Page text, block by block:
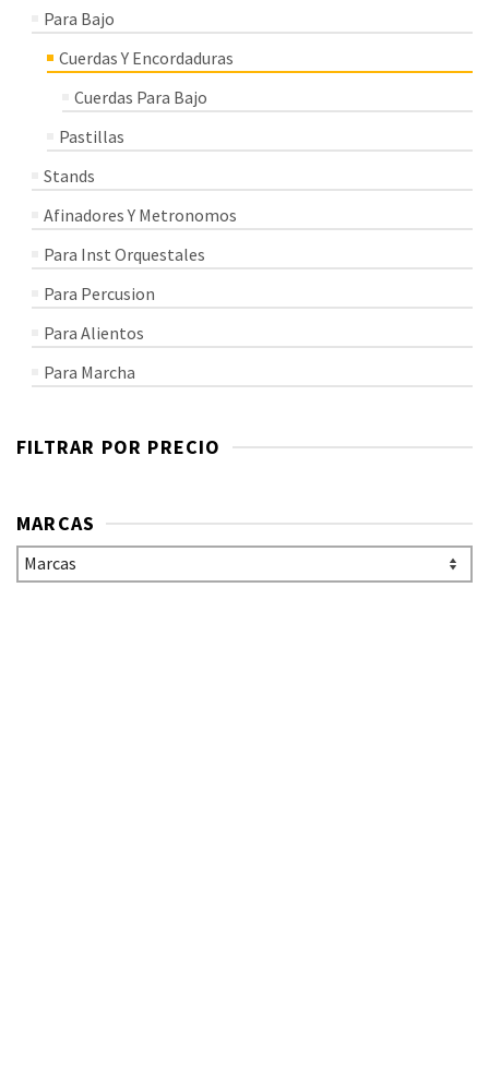
Para Bajo
Cuerdas Y Encordaduras
Cuerdas Para Bajo
Pastillas
Stands
Afinadores Y Metronomos
Para Inst Orquestales
Para Percusion
Para Alientos
Para Marcha
FILTRAR POR PRECIO
MARCAS